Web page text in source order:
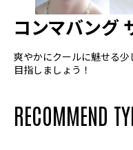
コンマバング
爽やかにクールに魅せる
目指しましょう！
RECOMMEND